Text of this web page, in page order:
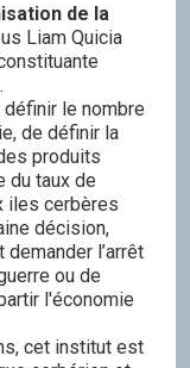
de la
Liam Quicia
le nombre
de définir la
produits
du taux de
iles cerbères
décision,
l’arrêt
ou de
l'économie
cet institut est